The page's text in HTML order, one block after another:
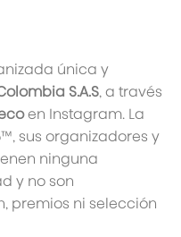
única y
S.A.S, a través
en Instagram. La
sus organizadores y
ninguna
y no son
premios ni selección